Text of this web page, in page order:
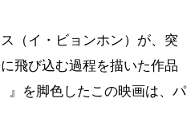
（イ・ビョンホン）が、突
飛び込む過程を描いた作品
』を脚色したこの映画は、パ